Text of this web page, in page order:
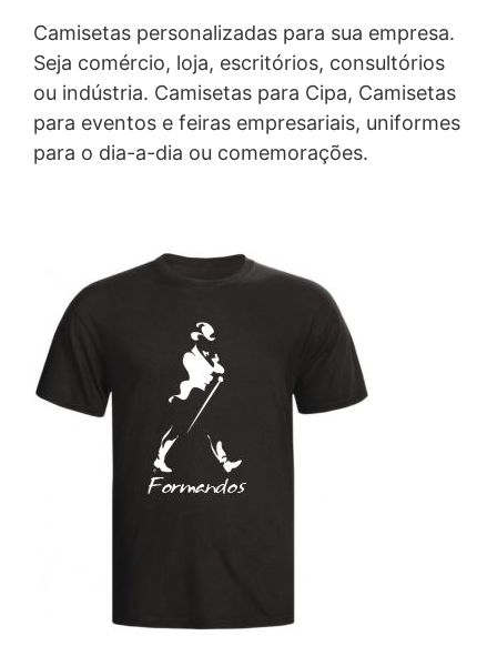
Camisetas personalizadas para sua empresa.
Seja comércio, loja, escritórios, consultórios
ou indústria. Camisetas para Cipa, Camisetas
para eventos e feiras empresariais, uniformes
para o dia-a-dia ou comemorações.